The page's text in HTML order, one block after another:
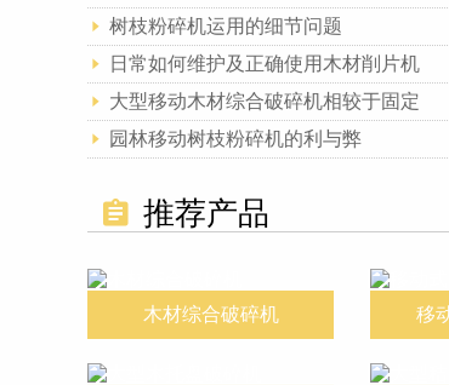
树枝粉碎机运用的细节问题
日常如何维护及正确使用木材削片机
大型移动木材综合破碎机相较于固定
园林移动树枝粉碎机的利与弊
推荐产品
木材综合破碎机 移